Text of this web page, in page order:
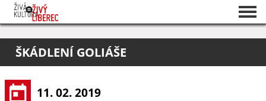
O projektu
Pořadatelé
ŠKÁDLENÍ GOLIÁŠE
11. 02. 2019